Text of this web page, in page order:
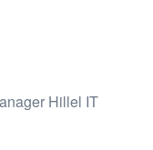
Hillel IT